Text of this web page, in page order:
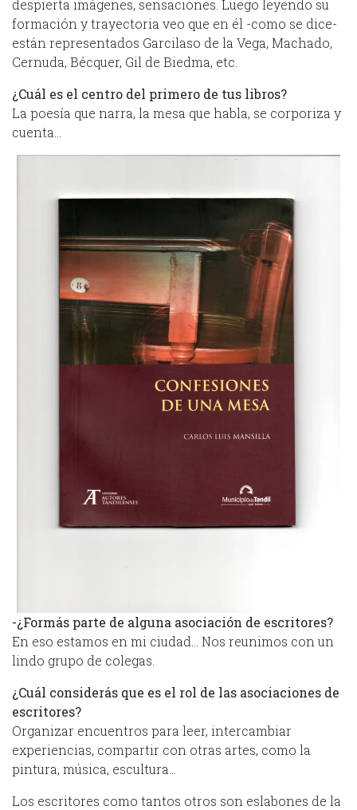
despierta imágenes, sensaciones. Luego leyendo su
formación y trayectoria veo que en él -como se dice-
están representados Garcilaso de la Vega, Machado,
Cernuda, Bécquer, Gil de Biedma, etc.
¿Cuál es el centro del primero de tus libros?
La poesía que narra, la mesa que habla, se corporiza y
cuenta…
-¿Formás parte de alguna asociación de escritores?
En eso estamos en mi ciudad… Nos reunimos con un
lindo grupo de colegas.
¿Cuál considerás que es el rol de las asociaciones de
escritores?
Organizar encuentros para leer, intercambiar
experiencias, compartir con otras artes, como la
pintura, música, escultura…
Los escritores como tantos otros son eslabones de la